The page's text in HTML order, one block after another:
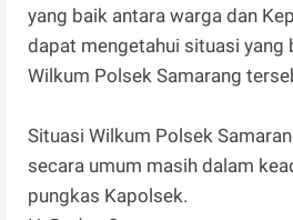
yang baik antara warga dan
dapat mengetahui situasi yang
Wilkum Polsek Samarang
Situasi Wilkum Polsek
secara umum masih dalam
pungkas Kapolsek.